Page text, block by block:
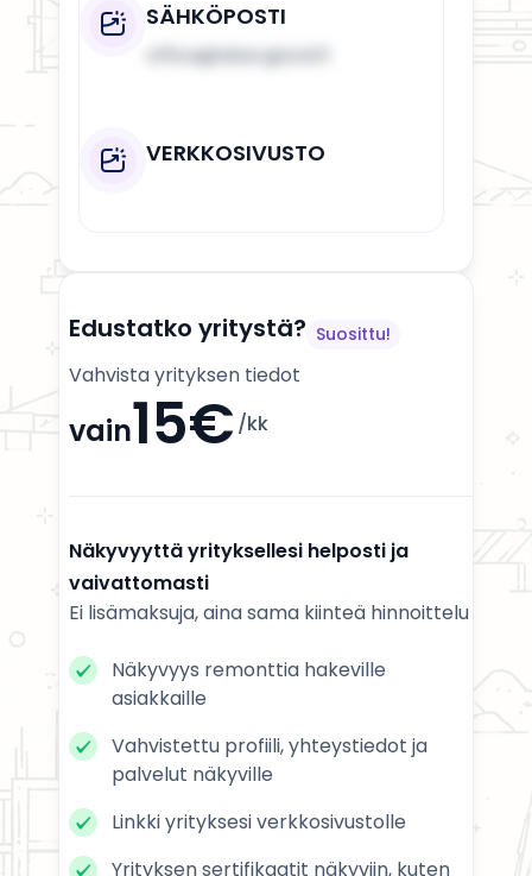
SÄHKÖPOSTI
office@aberglund.fi
VERKKOSIVUSTO
Edustatko yritystä? Suosittu!
Vahvista yrityksen tiedot
vain15€ /kk
Näkyvyyttä yrityksellesi helposti ja
vaivattomasti
Ei lisämaksuja, aina sama kiinteä hinnoittelu
Näkyvyys remonttia hakeville
asiakkaille
Vahvistettu profiili, yhteystiedot ja
palvelut näkyville
Linkki yrityksesi verkkosivustolle
Yrityksen sertifikaatit näkyviin, kuten